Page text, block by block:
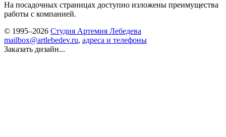
На посадочных страницах доступно изложены преимущества
работы с компанией.
© 1995–2026 Студия Артемия Лебедева
mailbox@artlebedev.ru, адреса и телефоны
Заказать дизайн...